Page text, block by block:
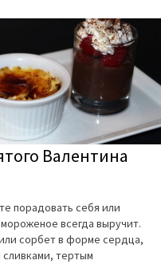
Валентина
порадовать себя или
всегда выручит.
сорбет в форме сердца,
тертым